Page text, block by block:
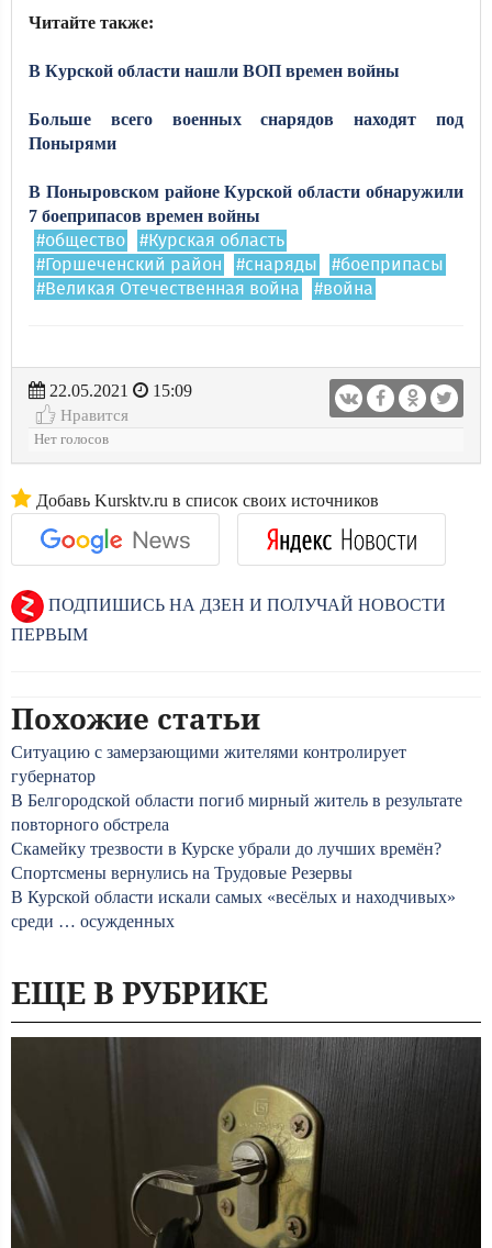
Читайте также:
В Курской области нашли ВОП времен войны
Больше всего военных снарядов находят под
Понырями
В Поныровском районе Курской области обнаружили
7 боеприпасов времен войны
#общество
#Курская область
#Горшеченский район
#снаряды
#боеприпасы
#Великая Отечественная война
#война
22.05.2021
15:09
Нравится
Нет голосов
Добавь Kursktv.ru в список своих источников
ПОДПИШИСЬ НА ДЗЕН И ПОЛУЧАЙ НОВОСТИ
ПЕРВЫМ
Похожие статьи
Ситуацию с замерзающими жителями контролирует
губернатор
В Белгородской области погиб мирный житель в результате
повторного обстрела
Скамейку трезвости в Курске убрали до лучших времён?
Спортсмены вернулись на Трудовые Резервы
В Курской области искали самых «весёлых и находчивых»
среди … осужденных
ЕЩЕ В РУБРИКЕ